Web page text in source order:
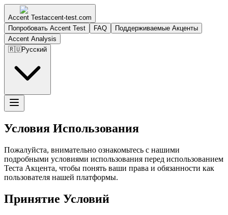
Accent Testaccent-test.com
Попробовать Accent Test
FAQ
Поддерживаемые Акценты
Accent Analysis
🇷🇺Русский
Условия Использования
Пожалуйста, внимательно ознакомьтесь с нашими
подробными условиями использования перед использованием
Теста Акцента, чтобы понять ваши права и обязанности как
пользователя нашей платформы.
Принятие Условий